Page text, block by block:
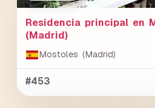
Residencia principal en
(Madrid)
Mostoles (Madrid)
#453